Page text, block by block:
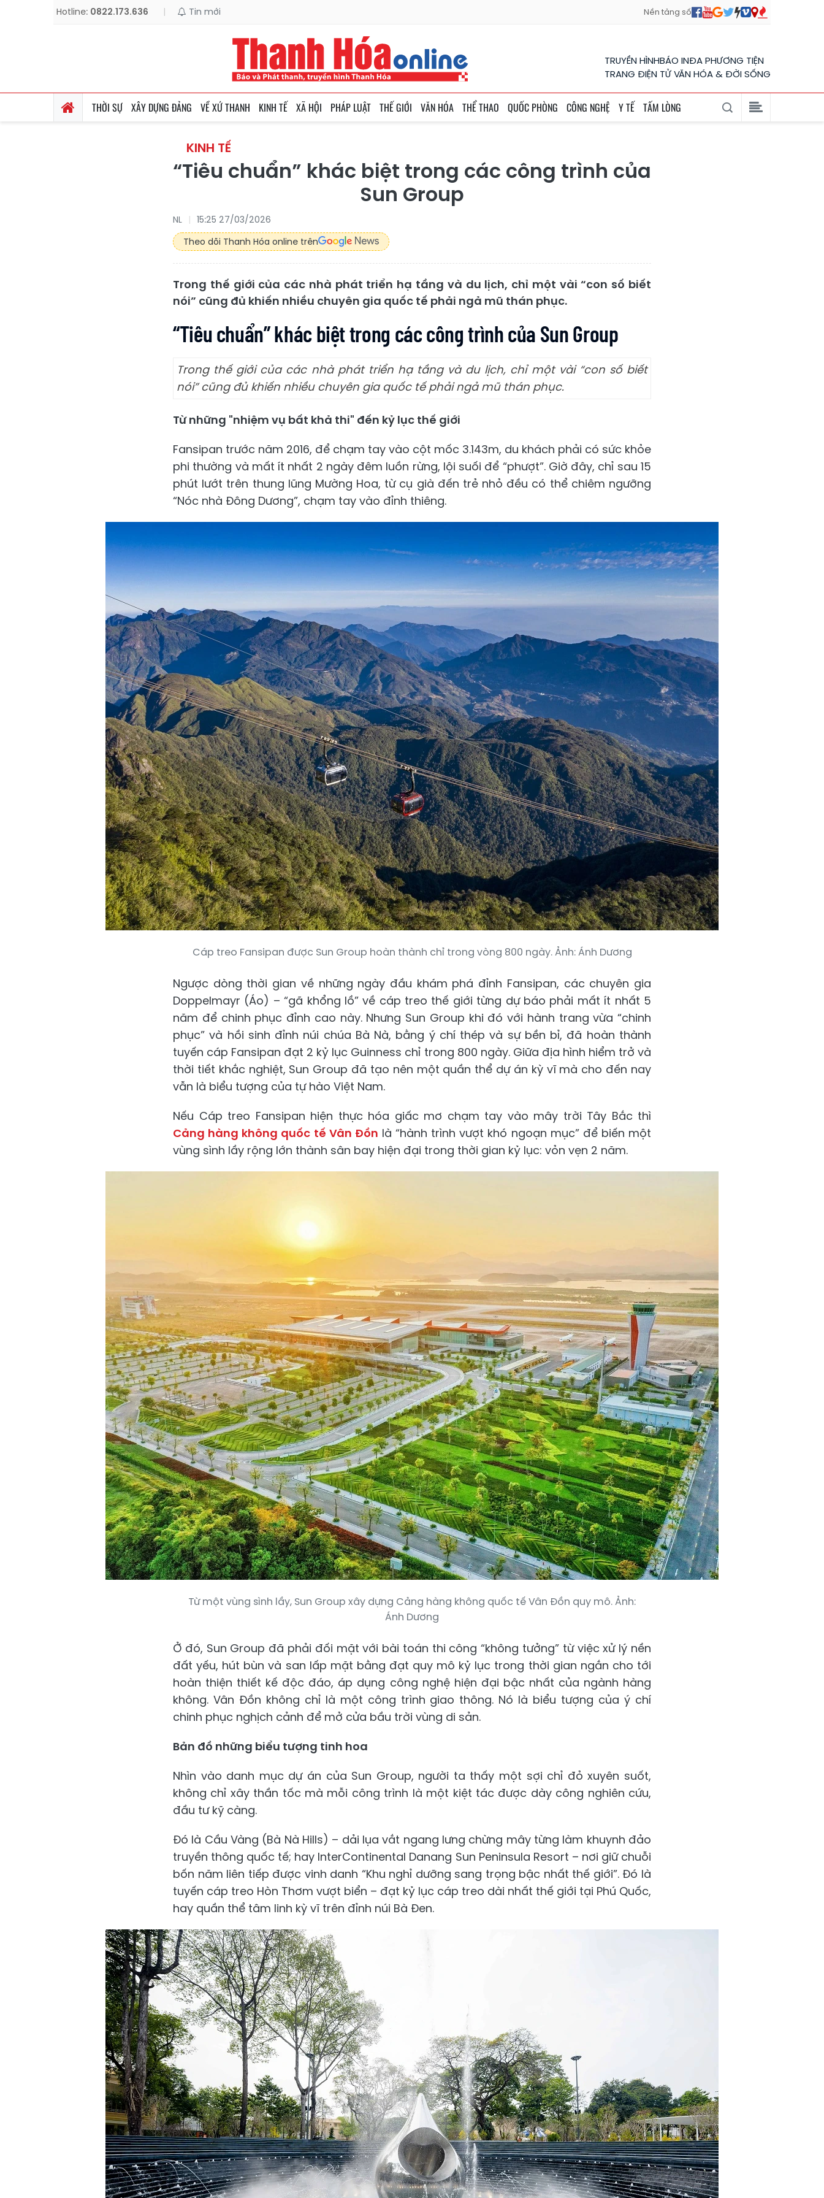
Hotline: 0822.173.636 | Tin mới Nền tảng số
TRUYỀN HÌNHBÁO INĐA PHƯƠNG TIỆN
TRANG ĐIỆN TỬ VĂN HÓA & ĐỜI SỐNG
THỜI SỰ XÂY DỰNG ĐẢNG VỀ XỨ THANH KINH TẾ XÃ HỘI PHÁP LUẬT THẾ GIỚI VĂN HÓA THỂ THAO QUỐC PHÒNG CÔNG NGHỆ Y TẾ TẤM LÒNG
KINH TẾ
“Tiêu chuẩn” khác biệt trong các công trình của
Sun Group
NL
15:25 27/03/2026
Theo dõi Thanh Hóa online trên
Trong thế giới của các nhà phát triển hạ tầng và du lịch, chỉ một vài “con số biết
nói” cũng đủ khiến nhiều chuyên gia quốc tế phải ngả mũ thán phục.
“Tiêu chuẩn” khác biệt trong các công trình của Sun Group
Trong thế giới của các nhà phát triển hạ tầng và du lịch, chỉ một vài “con số biết
nói” cũng đủ khiến nhiều chuyên gia quốc tế phải ngả mũ thán phục.
Từ những "nhiệm vụ bất khả thi" đến kỷ lục thế giới
Fansipan trước năm 2016, để chạm tay vào cột mốc 3.143m, du khách phải có sức khỏe
phi thường và mất ít nhất 2 ngày đêm luồn rừng, lội suối để “phượt”. Giờ đây, chỉ sau 15
phút lướt trên thung lũng Mường Hoa, từ cụ già đến trẻ nhỏ đều có thể chiêm ngưỡng
“Nóc nhà Đông Dương”, chạm tay vào đỉnh thiêng.
Cáp treo Fansipan được Sun Group hoàn thành chỉ trong vòng 800 ngày. Ảnh: Ánh Dương
Ngược dòng thời gian về những ngày đầu khám phá đỉnh Fansipan, các chuyên gia
Doppelmayr (Áo) – “gã khổng lồ” về cáp treo thế giới từng dự báo phải mất ít nhất 5
năm để chinh phục đỉnh cao này. Nhưng Sun Group khi đó với hành trang vừa “chinh
phục” và hồi sinh đỉnh núi chúa Bà Nà, bằng ý chí thép và sự bền bỉ, đã hoàn thành
tuyến cáp Fansipan đạt 2 kỷ lục Guinness chỉ trong 800 ngày. Giữa địa hình hiểm trở và
thời tiết khắc nghiệt, Sun Group đã tạo nên một quần thể dự án kỳ vĩ mà cho đến nay
vẫn là biểu tượng của tự hào Việt Nam.
Nếu Cáp treo Fansipan hiện thực hóa giấc mơ chạm tay vào mây trời Tây Bắc thì
Cảng hàng không quốc tế Vân Đồn là “hành trình vượt khó ngoạn mục” để biến một
vùng sình lầy rộng lớn thành sân bay hiện đại trong thời gian kỷ lục: vỏn vẹn 2 năm.
Từ một vùng sình lầy, Sun Group xây dựng Cảng hàng không quốc tế Vân Đồn quy mô. Ảnh:
Ánh Dương
Ở đó, Sun Group đã phải đối mặt với bài toán thi công “không tưởng” từ việc xử lý nền
đất yếu, hút bùn và san lấp mặt bằng đạt quy mô kỷ lục trong thời gian ngắn cho tới
hoàn thiện thiết kế độc đáo, áp dụng công nghệ hiện đại bậc nhất của ngành hàng
không. Vân Đồn không chỉ là một công trình giao thông. Nó là biểu tượng của ý chí
chinh phục nghịch cảnh để mở cửa bầu trời vùng di sản.
Bản đồ những biểu tượng tinh hoa
Nhìn vào danh mục dự án của Sun Group, người ta thấy một sợi chỉ đỏ xuyên suốt,
không chỉ xây thần tốc mà mỗi công trình là một kiệt tác được dày công nghiên cứu,
đầu tư kỹ càng.
Đó là Cầu Vàng (Bà Nà Hills) – dải lụa vắt ngang lưng chừng mây từng làm khuynh đảo
truyền thông quốc tế; hay InterContinental Danang Sun Peninsula Resort – nơi giữ chuỗi
bốn năm liên tiếp được vinh danh “Khu nghỉ dưỡng sang trọng bậc nhất thế giới”. Đó là
tuyến cáp treo Hòn Thơm vượt biển – đạt kỷ lục cáp treo dài nhất thế giới tại Phú Quốc,
hay quần thể tâm linh kỳ vĩ trên đỉnh núi Bà Đen.